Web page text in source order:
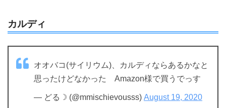
カルディ
オオバコ(サイリウム)、カルディならあるかなと
思ったけどなかった Amazon様で買うでっす
— どる☽ (@mmischievousss) August 19, 2020